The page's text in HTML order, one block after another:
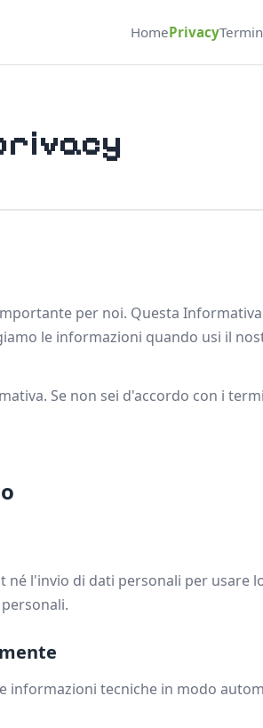
HomePrivacy
per noi. Questa
le informazioni quando usi il
Se non sei d'accordo con i
né l'invio di dati personali per usare
informazioni tecniche in modo